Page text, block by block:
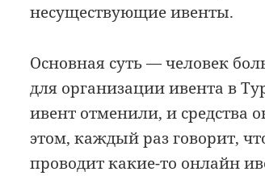
несуществующие ивенты.
Основная суть — человек
для организации ивента в
ивент отменили, и средства
этом, каждый раз говорит,
проводит какие-то онлайн